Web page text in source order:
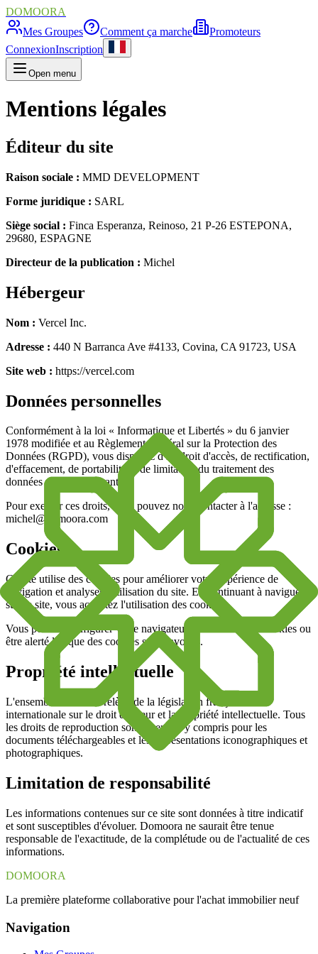
DOMOORA
Mes Groupes
Comment ça marche
Promoteurs
ConnexionInscription
Open menu
Mentions légales
Éditeur du site
Raison sociale : MMD DEVELOPMENT
Forme juridique : SARL
Siège social : Finca Esperanza, Reinoso, 21 P-26 ESTEPONA,
29680, ESPAGNE
Directeur de la publication : Michel
Hébergeur
Nom : Vercel Inc.
Adresse : 440 N Barranca Ave #4133, Covina, CA 91723, USA
Site web : https://vercel.com
Données personnelles
Conformément à la loi « Informatique et Libertés » du 6 janvier
1978 modifiée et au Règlement Général sur la Protection des
Données (RGPD), vous disposez d'un droit d'accès, de rectification,
d'effacement, de portabilité et de limitation du traitement des
données vous concernant.
Pour exercer ces droits, vous pouvez nous contacter à l'adresse :
michel@domoora.com
Cookies
Ce site utilise des cookies pour améliorer votre expérience de
navigation et analyser l'utilisation du site. En continuant à naviguer
sur ce site, vous acceptez l'utilisation des cookies.
Vous pouvez configurer votre navigateur pour refuser les cookies ou
être alerté lorsque des cookies sont envoyés.
Propriété intellectuelle
L'ensemble de ce site relève de la législation française et
internationale sur le droit d'auteur et la propriété intellectuelle. Tous
les droits de reproduction sont réservés, y compris pour les
documents téléchargeables et les représentations iconographiques et
photographiques.
Limitation de responsabilité
Les informations contenues sur ce site sont données à titre indicatif
et sont susceptibles d'évoluer. Domoora ne saurait être tenue
responsable de l'exactitude, de la complétude ou de l'actualité de ces
informations.
DOMOORA
La première plateforme collaborative pour l'achat immobilier neuf
Navigation